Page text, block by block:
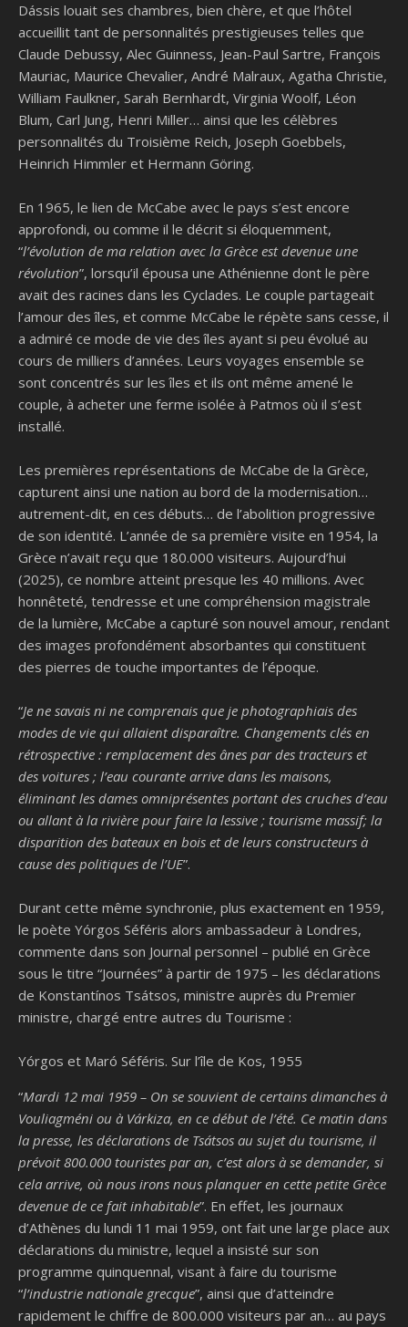
Dássis louait ses chambres, bien chère, et que l’hôtel
accueillit tant de personnalités prestigieuses telles que
Claude Debussy, Alec Guinness, Jean-Paul Sartre, François
Mauriac, Maurice Chevalier, André Malraux, Agatha Christie,
William Faulkner, Sarah Bernhardt, Virginia Woolf, Léon
Blum, Carl Jung, Henri Miller… ainsi que les célèbres
personnalités du Troisième Reich, Joseph Goebbels,
Heinrich Himmler et Hermann Göring.
En 1965, le lien de McCabe avec le pays s’est encore
approfondi, ou comme il le décrit si éloquemment,
“l’évolution de ma relation avec la Grèce est devenue une
révolution”, lorsqu’il épousa une Athénienne dont le père
avait des racines dans les Cyclades. Le couple partageait
l’amour des îles, et comme McCabe le répète sans cesse, il
a admiré ce mode de vie des îles ayant si peu évolué au
cours de milliers d’années. Leurs voyages ensemble se
sont concentrés sur les îles et ils ont même amené le
couple, à acheter une ferme isolée à Patmos où il s’est
installé.
Les premières représentations de McCabe de la Grèce,
capturent ainsi une nation au bord de la modernisation…
autrement-dit, en ces débuts… de l’abolition progressive
de son identité. L’année de sa première visite en 1954, la
Grèce n’avait reçu que 180.000 visiteurs. Aujourd’hui
(2025), ce nombre atteint presque les 40 millions. Avec
honnêteté, tendresse et une compréhension magistrale
de la lumière, McCabe a capturé son nouvel amour, rendant
des images profondément absorbantes qui constituent
des pierres de touche importantes de l’époque.
“Je ne savais ni ne comprenais que je photographiais des
modes de vie qui allaient disparaître. Changements clés en
rétrospective : remplacement des ânes par des tracteurs et
des voitures ; l’eau courante arrive dans les maisons,
éliminant les dames omniprésentes portant des cruches d’eau
ou allant à la rivière pour faire la lessive ; tourisme massif; la
disparition des bateaux en bois et de leurs constructeurs à
cause des politiques de l’UE”.
Durant cette même synchronie, plus exactement en 1959,
le poète Yórgos Séféris alors ambassadeur à Londres,
commente dans son Journal personnel – publié en Grèce
sous le titre “Journées” à partir de 1975 – les déclarations
de Konstantínos Tsátsos, ministre auprès du Premier
ministre, chargé entre autres du Tourisme :
Yórgos et Maró Séféris. Sur l’île de Kos, 1955
“Mardi 12 mai 1959 – On se souvient de certains dimanches à
Vouliagméni ou à Várkiza, en ce début de l’été. Ce matin dans
la presse, les déclarations de Tsátsos au sujet du tourisme, il
prévoit 800.000 touristes par an, c’est alors à se demander, si
cela arrive, où nous irons nous planquer en cette petite Grèce
devenue de ce fait inhabitable”. En effet, les journaux
d’Athènes du lundi 11 mai 1959, ont fait une large place aux
déclarations du ministre, lequel a insisté sur son
programme quinquennal, visant à faire du tourisme
“l’industrie nationale grecque”, ainsi que d’atteindre
rapidement le chiffre de 800.000 visiteurs par an… au pays